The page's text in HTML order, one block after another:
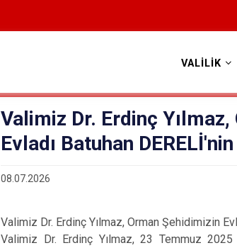
VALİLİK
Valimiz Dr. Erdinç
Evladı Batuhan
08.07.2026
Valimiz Dr. Erdinç Yılmaz, Orman Şehidimizin
Valimiz Dr. Erdinç Yılmaz, 23 Temmuz